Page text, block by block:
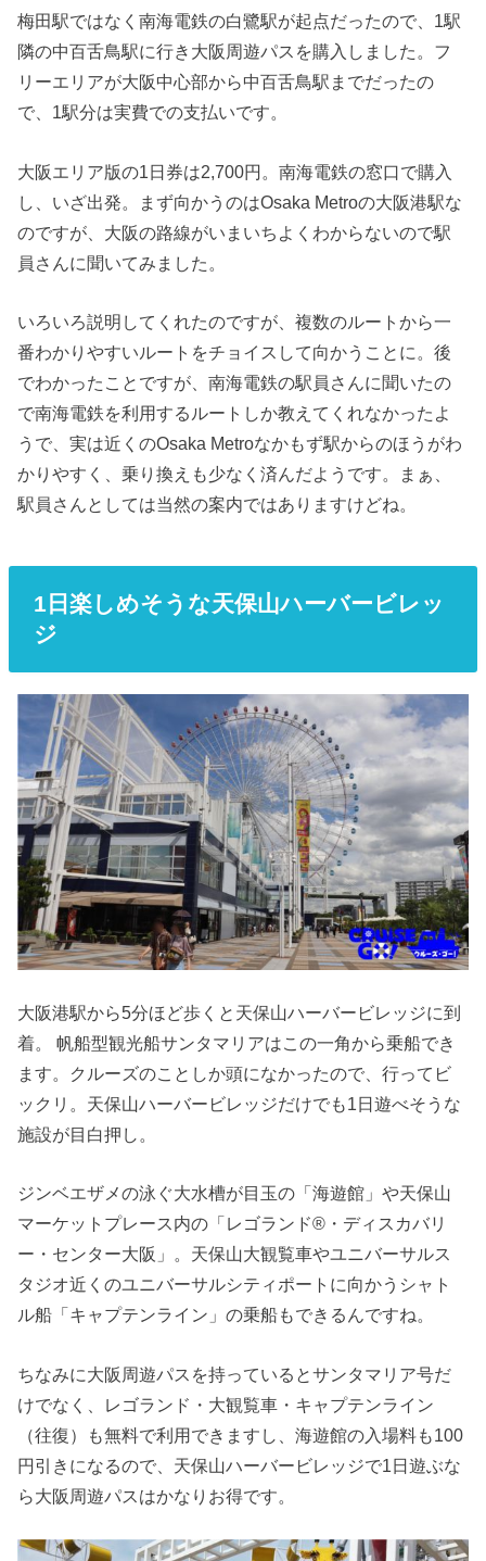
梅田駅ではなく南海電鉄の白鷺駅が起点だったので、1駅
隣の中百舌鳥駅に行き大阪周遊パスを購入しました。フ
リーエリアが大阪中心部から中百舌鳥駅までだったの
で、1駅分は実費での支払いです。
大阪エリア版の1日券は2,700円。南海電鉄の窓口で購入
し、いざ出発。まず向かうのはOsaka Metroの大阪港駅な
のですが、大阪の路線がいまいちよくわからないので駅
員さんに聞いてみました。
いろいろ説明してくれたのですが、複数のルートから一
番わかりやすいルートをチョイスして向かうことに。後
でわかったことですが、南海電鉄の駅員さんに聞いたの
で南海電鉄を利用するルートしか教えてくれなかったよ
うで、実は近くのOsaka Metroなかもず駅からのほうがわ
かりやすく、乗り換えも少なく済んだようです。まぁ、
駅員さんとしては当然の案内ではありますけどね。
1日楽しめそうな天保山ハーバービレッ
ジ
大阪港駅から5分ほど歩くと天保山ハーバービレッジに到
着。 帆船型観光船サンタマリアはこの一角から乗船でき
ます。クルーズのことしか頭になかったので、行ってビ
ックリ。天保山ハーバービレッジだけでも1日遊べそうな
施設が目白押し。
ジンベエザメの泳ぐ大水槽が目玉の「海遊館」や天保山
マーケットプレース内の「レゴランド®・ディスカバリ
ー・センター大阪」。天保山大観覧車やユニバーサルス
タジオ近くのユニバーサルシティポートに向かうシャト
ル船「キャプテンライン」の乗船もできるんですね。
ちなみに大阪周遊パスを持っているとサンタマリア号だ
けでなく、レゴランド・大観覧車・キャプテンライン
（往復）も無料で利用できますし、海遊館の入場料も100
円引きになるので、天保山ハーバービレッジで1日遊ぶな
ら大阪周遊パスはかなりお得です。